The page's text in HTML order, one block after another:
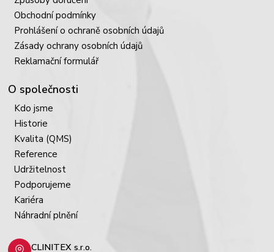
Obchodní podmínky
Prohlášení o ochraně osobních údajů
Zásady ochrany osobních údajů
Reklamační formulář
O společnosti
Kdo jsme
Historie
Kvalita (QMS)
Reference
Udržitelnost
Podporujeme
Kariéra
Náhradní plnění
CLINITEX s.r.o.